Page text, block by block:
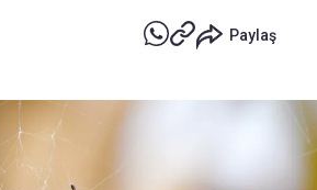
Paylaş